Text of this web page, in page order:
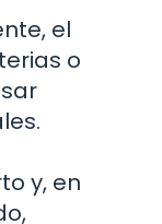
el
o
y, en